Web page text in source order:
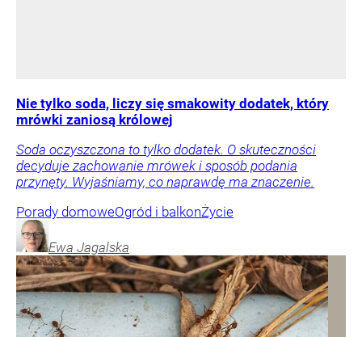
Nie tylko soda, liczy się smakowity dodatek, który
mrówki zaniosą królowej
Soda oczyszczona to tylko dodatek. O skuteczności
decyduje zachowanie mrówek i sposób podania
przynęty. Wyjaśniamy, co naprawdę ma znaczenie.
Porady domoweOgród i balkonŻycie
Ewa Jagalska